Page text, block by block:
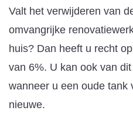
Valt het verwijderen van
omvangrijke
huis? Dan heeft u recht
van 6%. U kan ook van
wanneer u een oude tank
nieuwe.